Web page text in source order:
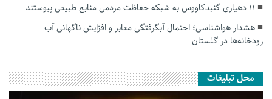
۱۱ دهیاری گنبدکاووس به شبکه حفاظت مردمی منابع طبیعی پیوستند
هشدار هواشناسی؛ احتمال آبگرفتگی معابر و افزایش ناگهانی آب
رودخانه‌ها در گلستان
محل تبلیغات